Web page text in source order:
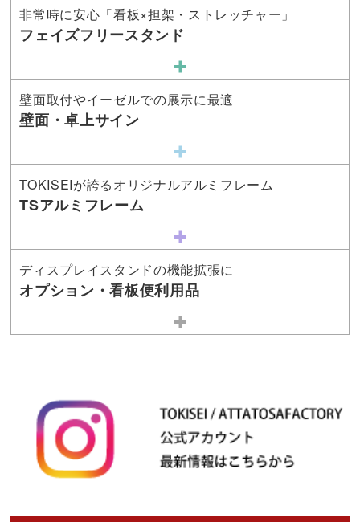
非常時に安心「看板×担架・ストレッチャー」
フェイズフリースタンド
壁面取付やイーゼルでの展示に最適
壁面・卓上サイン
TOKISEIが誇るオリジナルアルミフレーム
TSアルミフレーム
ディスプレイスタンドの機能拡張に
オプション・看板便利用品